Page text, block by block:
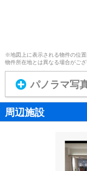
※地図上に表示される物件の位
物件所在地とは異なる場合がござ
パノラマ写
周辺施設